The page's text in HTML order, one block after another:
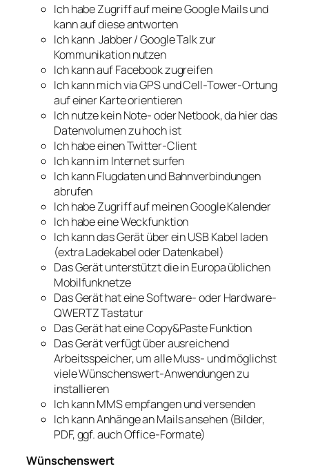
Ich habe Zugriff auf meine Google Mails und
kann auf diese antworten
Ich kann Jabber / Google Talk zur
Kommunikation nutzen
Ich kann auf Facebook zugreifen
Ich kann mich via GPS und Cell-Tower-Ortung
auf einer Karte orientieren
Ich nutze kein Note- oder Netbook, da hier das
Datenvolumen zu hoch ist
Ich habe einen Twitter-Client
Ich kann im Internet surfen
Ich kann Flugdaten und Bahnverbindungen
abrufen
Ich habe Zugriff auf meinen Google Kalender
Ich habe eine Weckfunktion
Ich kann das Gerät über ein USB Kabel laden
(extra Ladekabel oder Datenkabel)
Das Gerät unterstützt die in Europa üblichen
Mobilfunknetze
Das Gerät hat eine Software- oder Hardware-
QWERTZ Tastatur
Das Gerät hat eine Copy&Paste Funktion
Das Gerät verfügt über ausreichend
Arbeitsspeicher, um alle Muss- und möglichst
viele Wünschenswert-Anwendungen zu
installieren
Ich kann MMS empfangen und versenden
Ich kann Anhänge an Mails ansehen (Bilder,
PDF, ggf. auch Office-Formate)
Wünschenswert